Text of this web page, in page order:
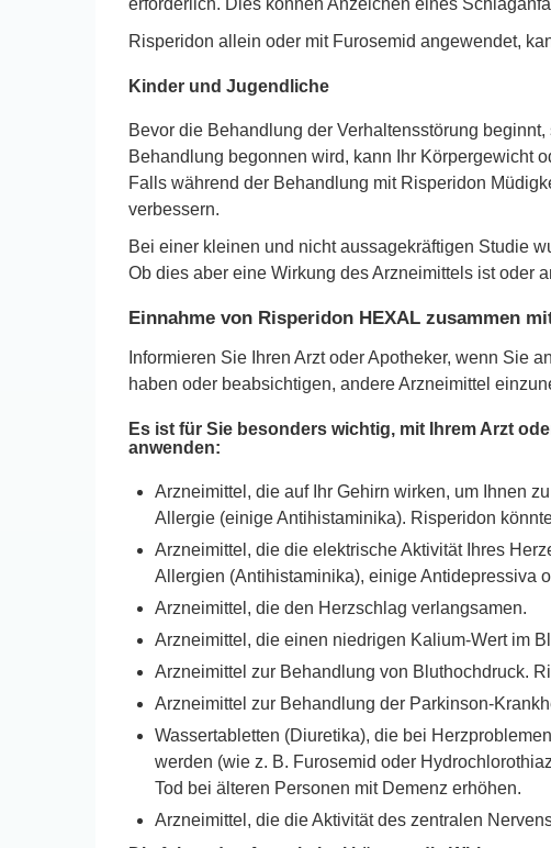
erforderlich. Dies können Anzeichen eines
Risperidon allein oder mit Furosemid angewendet,
Kinder und Jugendliche
Bevor die Behandlung der Verhaltensstörung
Behandlung begonnen wird, kann Ihr Körpergewicht
Falls während der Behandlung mit Risperidon
verbessern.
Bei einer kleinen und nicht aussagekräftigen Studie
Ob dies aber eine Wirkung des Arzneimittels ist oder
Einnahme von Risperidon HEXAL zusammen
Informieren Sie Ihren Arzt oder Apotheker, wenn Sie
haben oder beabsichtigen, andere Arzneimittel
Es ist für Sie besonders wichtig, mit Ihrem Arzt
anwenden:
Arzneimittel, die auf Ihr Gehirn wirken, um Ihnen
Allergie (einige Antihistaminika). Risperidon
Arzneimittel, die die elektrische Aktivität Ihres
Allergien (Antihistaminika), einige Antidepressiva
Arzneimittel, die den Herzschlag verlangsamen.
Arzneimittel, die einen niedrigen Kalium-Wert im
Arzneimittel zur Behandlung von Bluthochdruck.
Arzneimittel zur Behandlung der Parkinson-
Wassertabletten (Diuretika), die bei
werden (wie z. B. Furosemid oder
Tod bei älteren Personen mit Demenz erhöhen.
Arzneimittel, die die Aktivität des zentralen